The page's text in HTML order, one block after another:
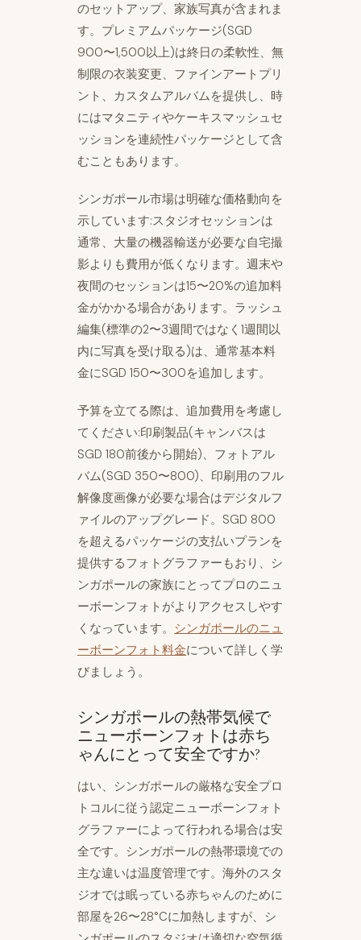
のセットアップ、家族写真が含まれま
す。プレミアムパッケージ(SGD
900〜1,500以上)は終日の柔軟性、無
制限の衣装変更、ファインアートプリ
ント、カスタムアルバムを提供し、時
にはマタニティやケーキスマッシュセ
ッションを連続性パッケージとして含
むこともあります。
シンガポール市場は明確な価格動向を
示しています:スタジオセッションは
通常、大量の機器輸送が必要な自宅撮
影よりも費用が低くなります。週末や
夜間のセッションは15〜20%の追加料
金がかかる場合があります。ラッシュ
編集(標準の2〜3週間ではなく1週間以
内に写真を受け取る)は、通常基本料
金にSGD 150〜300を追加します。
予算を立てる際は、追加費用を考慮し
てください:印刷製品(キャンバスは
SGD 180前後から開始)、フォトアル
バム(SGD 350〜800)、印刷用のフル
解像度画像が必要な場合はデジタルフ
ァイルのアップグレード。SGD 800
を超えるパッケージの支払いプランを
提供するフォトグラファーもおり、シ
ンガポールの家族にとってプロのニュ
ーボーンフォトがよりアクセスしやす
くなっています。 シンガポールのニュ
ーボーンフォト料金について詳しく学
びましょう。
シンガポールの熱帯気候で
ニューボーンフォトは赤ち
ゃんにとって安全ですか?
はい、シンガポールの厳格な安全プロ
トコルに従う認定ニューボーンフォト
グラファーによって行われる場合は安
全です。シンガポールの熱帯環境での
主な違いは温度管理です。海外のスタ
ジオでは眠っている赤ちゃんのために
部屋を26〜28°Cに加熱しますが、シ